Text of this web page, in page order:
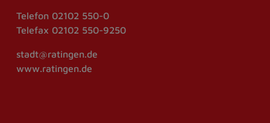
Telefon 02102 550-0
Telefax 02102 550-9250
stadt@ratingen.de
www.ratingen.de